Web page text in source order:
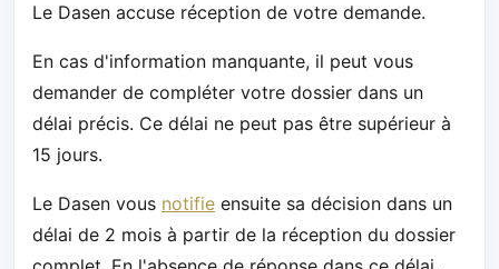
Le Dasen accuse réception de votre demande.
En cas d'information manquante, il peut vous
demander de compléter votre dossier dans un
délai précis. Ce délai ne peut pas être supérieur à
15 jours.
Le Dasen vous notifie ensuite sa décision dans un
délai de 2 mois à partir de la réception du dossier